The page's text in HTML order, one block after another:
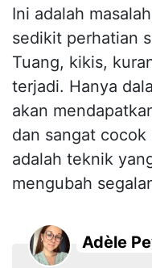
Ini adalah
sedikit perhatian
Tuang, kikis,
terjadi. Hanya
akan
dan sangat
adalah teknik
mengubah
Adèle